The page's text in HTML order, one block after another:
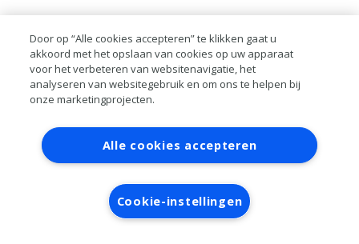
Contact Account aanvragen
Inloggen
RAI bestanden
Privacy
Algemene
voorwaarden
Verwerkersovereenkomst
Door op “Alle cookies accepteren” te klikken gaat u
akkoord met het opslaan van cookies op uw apparaat
voor het verbeteren van websitenavigatie, het
analyseren van websitegebruik en om ons te helpen bij
onze marketingprojecten.
Alle cookies accepteren
Cookie-instellingen